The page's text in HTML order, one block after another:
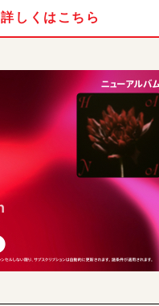
詳しくはこちら